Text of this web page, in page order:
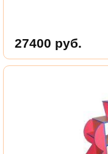
27400 руб.